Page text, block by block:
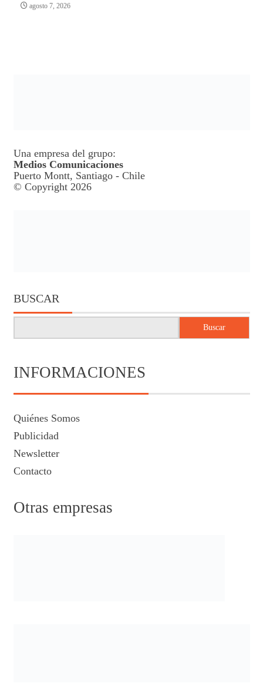
agosto 7, 2026
Una empresa del grupo:
Medios Comunicaciones
Puerto Montt, Santiago - Chile
© Copyright 2026
BUSCAR
Buscar
INFORMACIONES
Quiénes Somos
Publicidad
Newsletter
Contacto
Otras empresas